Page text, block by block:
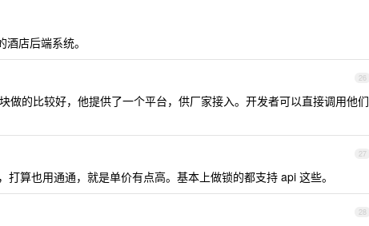
店后端系统。
26
做的比较好，他提供了一个平台，供厂家接入。开发者可以直接调用他们
27
打算也用通通，就是单价有点高。基本上做锁的都支持 api 这些。
28